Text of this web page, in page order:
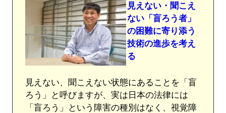
見えない・聞こえ
ない「盲ろう者」
の困難に寄り添う
技術の進歩を考え
る
見えない、聞こえない状態にあることを「盲
ろう」と呼びますが、実は日本の法律には
「盲ろう」という障害の種別はなく、視覚障